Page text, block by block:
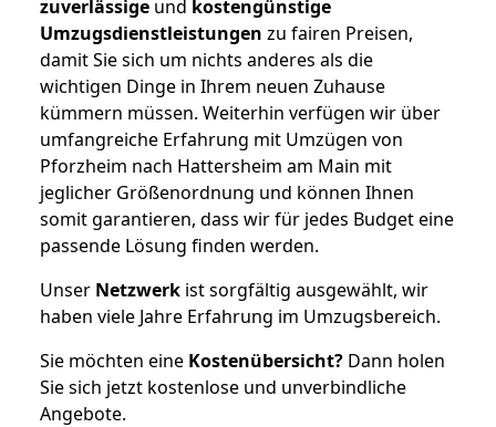
zuverlässige und kostengünstige
Umzugsdienstleistungen zu fairen Preisen,
damit Sie sich um nichts anderes als die
wichtigen Dinge in Ihrem neuen Zuhause
kümmern müssen. Weiterhin verfügen wir über
umfangreiche Erfahrung mit Umzügen von
Pforzheim nach Hattersheim am Main mit
jeglicher Größenordnung und können Ihnen
somit garantieren, dass wir für jedes Budget eine
passende Lösung finden werden.
Unser Netzwerk ist sorgfältig ausgewählt, wir
haben viele Jahre Erfahrung im Umzugsbereich.
Sie möchten eine Kostenübersicht? Dann holen
Sie sich jetzt kostenlose und unverbindliche
Angebote.